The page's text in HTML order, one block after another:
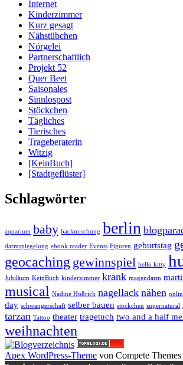
Internet
Kinderzimmer
Kurz gesagt
Nähstübchen
Nörgelei
Partnerschaftlich
Projekt 52
Quer Beet
Saisonales
Sinnlospost
Stöckchen
Tägliches
Tierisches
Trageberaterin
Witzig
[KeinBuch]
[Stadtgeflüster]
Schlagwörter
aquarium baby backmischung berlin
darmspiegelung ebook reader Events Figuren geburtstag
geocaching gewinnspiel hello kitty
Jubiläum KeinBuch kinderzimmer krank magendarm
musical Nadine Hößrich nagellack nähen
day schwangerschaft selber bauen stöckchen supernatural
tarzan Tattoo theater tragetuch two and a half
weihnachten
Apex WordPress-Theme von Compete Themes